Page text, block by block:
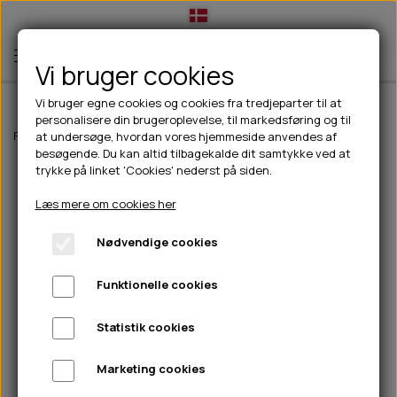
TIL HUND
💧FODER- VANDSKÅLE
CHICOPEE
GODBIDSTASKE
HALSBÅND
🦴 GODBIDDER & SNACKS
🍖 SMAGSVARIANTER
🎾 LEGETØJ
TÆNDER, ØRE, ØJE, POTER & NÆSE
🐾 UDSTYR & KOMFORT
TIL HUNDEEJER
DRIKKEFLASKER/TERMOFLASKER
HUER OG VANTER
PINEWOOD SALES
TIL KAT
TILBUD
NYHEDER
ABONNEMENT
Forside Til hunde hundelegetøj Dog Comets Invaders Pink
Vi bruger cookies
Vi bruger egne cookies og cookies fra tredjeparter til at
personalisere din brugeroplevelse, til markedsføring og til
at undersøge, hvordan vores hjemmeside anvendes af
besøgende. Du kan altid tilbagekalde dit samtykke ved at
trykke på linket 'Cookies' nederst på siden.
Læs mere om cookies her
Nødvendige cookies
Funktionelle cookies
Statistik cookies
Marketing cookies